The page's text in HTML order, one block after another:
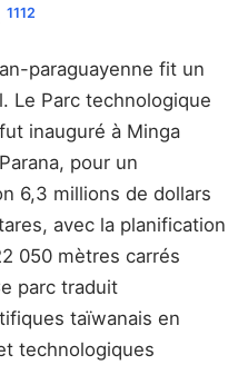
1112
paraguayenne fit un
Le Parc technologique
inauguré à Minga
pour un
6,3 millions de dollars
avec la planification
050 mètres carrés
parc traduit
taïwanais en
technologiques